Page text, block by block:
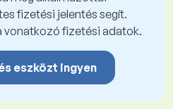
fizetési jelentés segít.
vonatkozó fizetési adatok.
eszközt ingyen